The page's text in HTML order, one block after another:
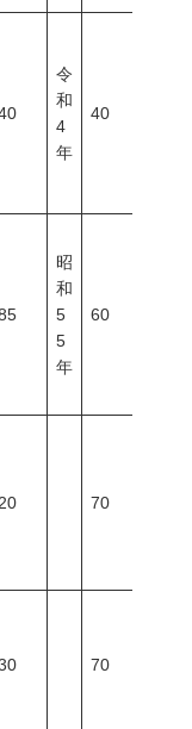
令
和
4
年
40
昭
和
5
5
年
60
70
70